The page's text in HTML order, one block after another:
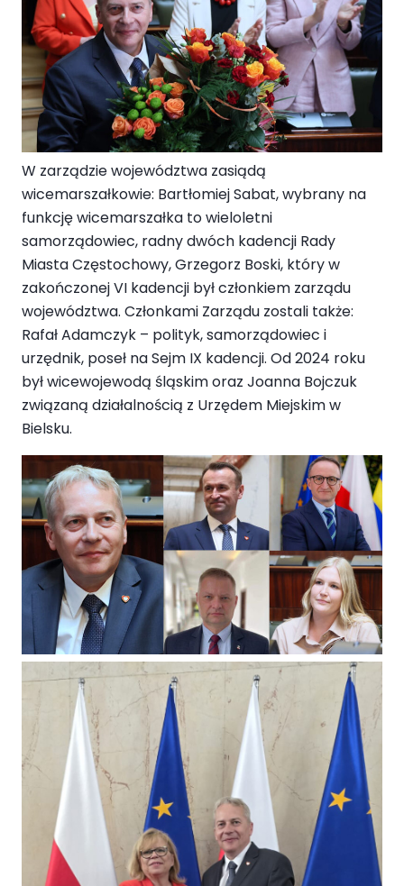
W zarządzie województwa zasiądą
wicemarszałkowie: Bartłomiej Sabat, wybrany na
funkcję wicemarszałka to wieloletni
samorządowiec, radny dwóch kadencji Rady
Miasta Częstochowy, Grzegorz Boski, który w
zakończonej VI kadencji był członkiem zarządu
województwa. Członkami Zarządu zostali także:
Rafał Adamczyk – polityk, samorządowiec i
urzędnik, poseł na Sejm IX kadencji. Od 2024 roku
był wicewojewodą śląskim oraz Joanna Bojczuk
związaną działalnością z Urzędem Miejskim w
Bielsku.